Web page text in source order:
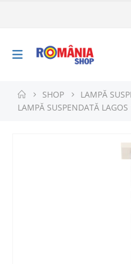
SHOP
LAMPĂ
LAMPĂ SUSPENDATĂ LAGOS